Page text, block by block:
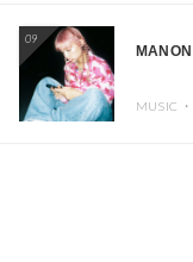
09
MUSIC ・